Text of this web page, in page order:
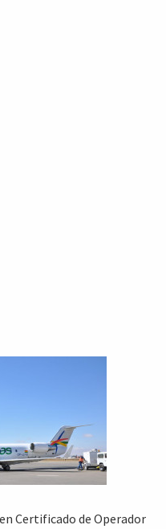
Certificado de Operador